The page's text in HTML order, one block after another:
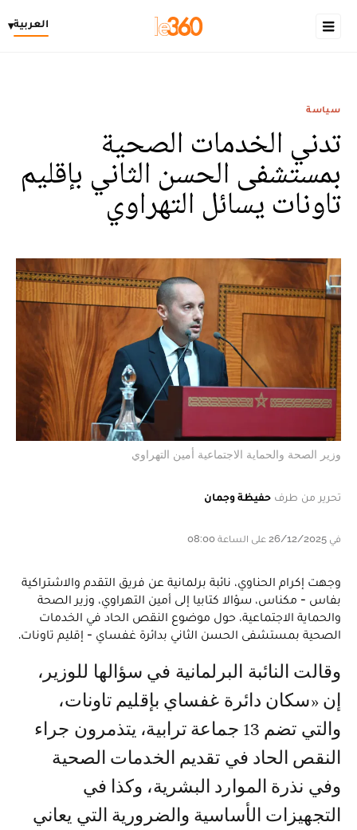
العربية▾
سياسة
تدني الخدمات الصحية
بمستشفى الحسن الثاني بإقليم
تاونات يسائل التهراوي
وزير الصحة والحماية الاجتماعية أمين التهراوي
تحرير من طرف حفيظة وجمان
في 26/12/2025 على الساعة 08:00
وجهت إكرام الحناوي، نائبة برلمانية عن فريق التقدم والاشتراكية
بفاس - مكناس، سؤالا كتابيا إلى أمين التهراوي، وزير الصحة
والحماية الاجتماعية، حول موضوع النقص الحاد في الخدمات
الصحية بمستشفى الحسن الثاني بدائرة غفساي - إقليم تاونات.
وقالت النائبة البرلمانية في سؤالها للوزير،
إن «سكان دائرة غفساي بإقليم تاونات،
والتي تضم 13 جماعة ترابية، يتذمرون جراء
النقص الحاد في تقديم الخدمات الصحية
وفي نذرة الموارد البشرية، وكذا في
التجهيزات الأساسية والضرورية التي يعاني